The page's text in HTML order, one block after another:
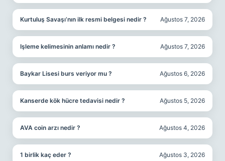
Kurtuluş Savaşı’nın ilk resmi belgesi nedir ? Ağustos 7, 2026
Işleme kelimesinin anlamı nedir ? Ağustos 7, 2026
Baykar Lisesi burs veriyor mu ? Ağustos 6, 2026
Kanserde kök hücre tedavisi nedir ? Ağustos 5, 2026
AVA coin arzı nedir ? Ağustos 4, 2026
1 birlik kaç eder ? Ağustos 3, 2026